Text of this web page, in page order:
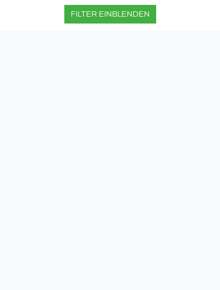
FILTER EINBLENDEN
Metallbauer m/w/d